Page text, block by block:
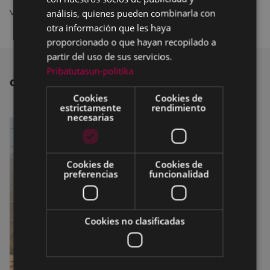
vertedero de Zaldibar.
OTRAS NOTICIAS
análisis, quienes pueden combinarla con
otra información que les haya
proporcionado o que hayan recopilado a
partir del uso de sus servicios.
Pribatutasun-politika
Cookies
estrictamente
necesarias
Cookies de
rendimiento
Cookies de
preferencias
Cookies de
funcionalidad
Cookies no clasificadas